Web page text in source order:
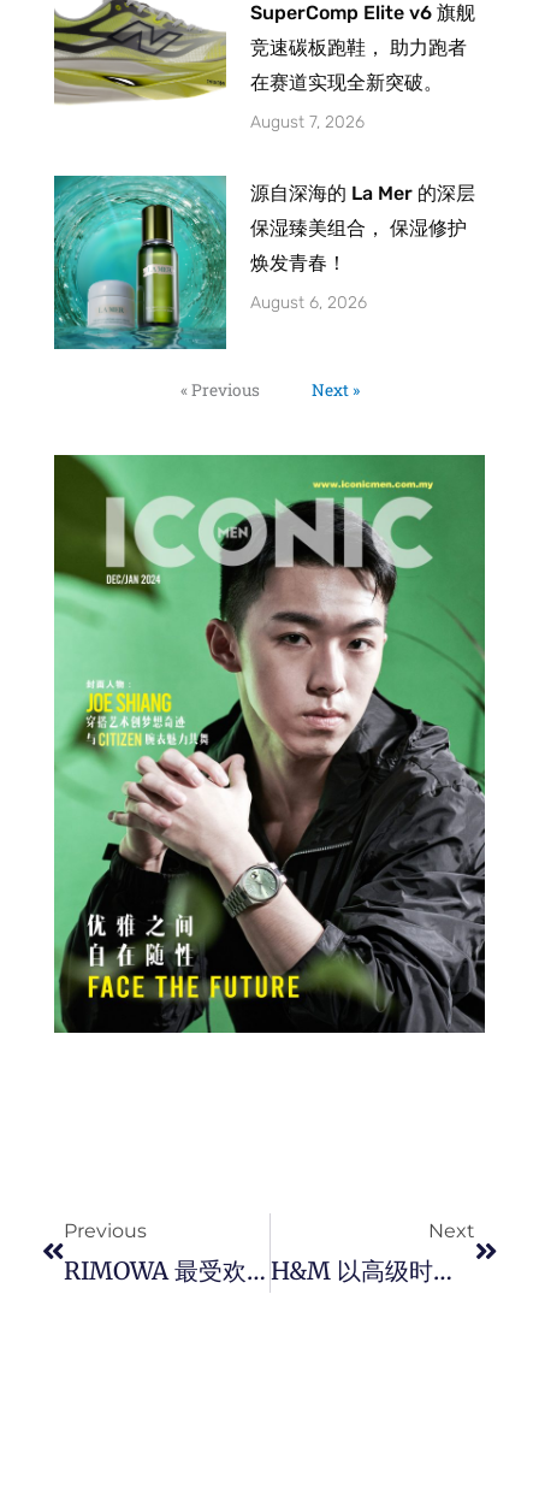
SuperComp Elite v6 旗舰
竞速碳板跑鞋， 助力跑者
在赛道实现全新突破。
August 7, 2026
源自深海的 La Mer 的深层
保湿臻美组合， 保湿修护
焕发青春！
August 6, 2026
« Previous Next »
Previous
RIMOWA 最受欢迎的 NEVER STILL 系列推出全新两款新品。
Next
H&M 以高级时装循环设计为理念打造全新 Innovation Metaverse Design Story 限定服饰。